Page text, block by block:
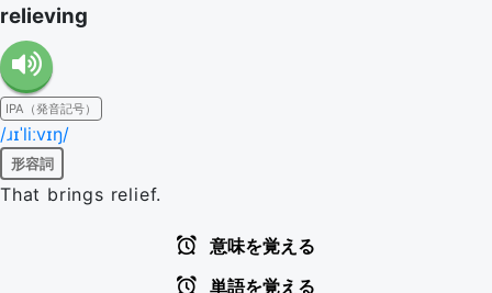
relieving
IPA（発音記号）
/ɹɪˈliːvɪŋ/
形容詞
That brings relief.
意味を覚える
単語を覚える